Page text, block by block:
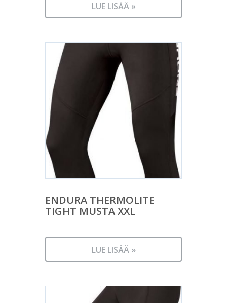
LUE LISÄÄ »
ENDURA THERMOLITE
TIGHT MUSTA XXL
LUE LISÄÄ »